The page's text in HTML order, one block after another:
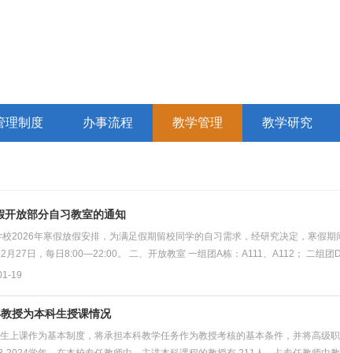
理制度 办事流程 教学管理 教学研究
开放部分自习教室的通知
2026年寒假放假安排，为满足假期留校同学的自习需求，经研究决定，寒假
月27日，每日8:00—22:00。 二、开放教室 一组团A栋：A111、A112； 二组团
19
授为本科生授课情况
上课作为基本制度，将承担本科教学任务作为教授考核的基本条件，并将高级